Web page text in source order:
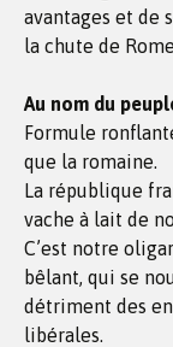
avantages et de
la chute de
Au nom du
Formule
que la romaine.
La république
vache à lait de
C’est notre
bêlant, qui se
détriment des
libérales.